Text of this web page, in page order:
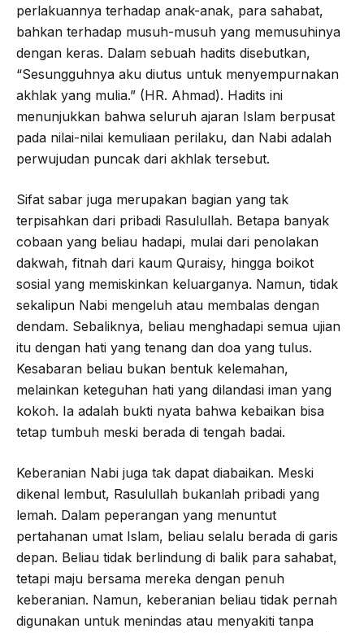
perlakuannya terhadap anak-anak, para sahabat,
bahkan terhadap musuh-musuh yang memusuhinya
dengan keras. Dalam sebuah hadits disebutkan,
“Sesungguhnya aku diutus untuk menyempurnakan
akhlak yang mulia.” (HR. Ahmad). Hadits ini
menunjukkan bahwa seluruh ajaran Islam berpusat
pada nilai-nilai kemuliaan perilaku, dan Nabi adalah
perwujudan puncak dari akhlak tersebut.
Sifat sabar juga merupakan bagian yang tak
terpisahkan dari pribadi Rasulullah. Betapa banyak
cobaan yang beliau hadapi, mulai dari penolakan
dakwah, fitnah dari kaum Quraisy, hingga boikot
sosial yang memiskinkan keluarganya. Namun, tidak
sekalipun Nabi mengeluh atau membalas dengan
dendam. Sebaliknya, beliau menghadapi semua ujian
itu dengan hati yang tenang dan doa yang tulus.
Kesabaran beliau bukan bentuk kelemahan,
melainkan keteguhan hati yang dilandasi iman yang
kokoh. Ia adalah bukti nyata bahwa kebaikan bisa
tetap tumbuh meski berada di tengah badai.
Keberanian Nabi juga tak dapat diabaikan. Meski
dikenal lembut, Rasulullah bukanlah pribadi yang
lemah. Dalam peperangan yang menuntut
pertahanan umat Islam, beliau selalu berada di garis
depan. Beliau tidak berlindung di balik para sahabat,
tetapi maju bersama mereka dengan penuh
keberanian. Namun, keberanian beliau tidak pernah
digunakan untuk menindas atau menyakiti tanpa